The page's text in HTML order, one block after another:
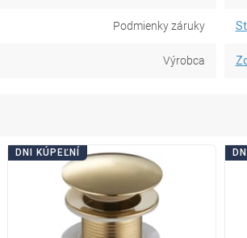
Podmienky záruky
Výrobca
DNI KÚPEĽNÍ